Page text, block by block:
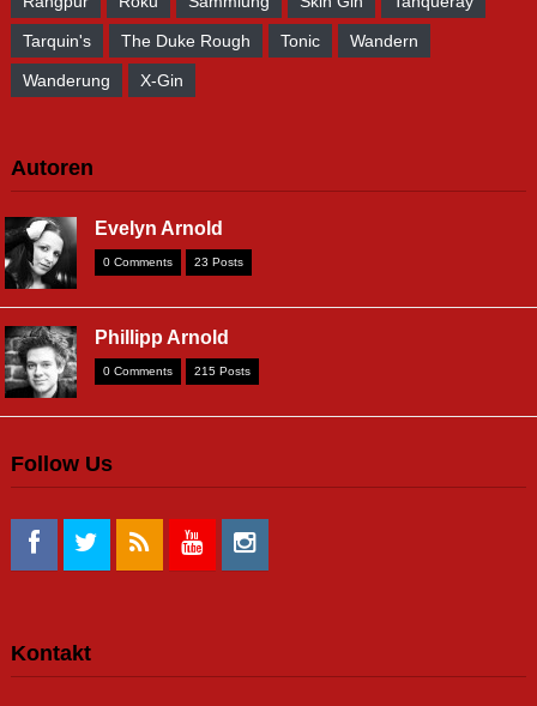
Tarquin's The Duke Rough Tonic Wandern
Wanderung X-Gin
Autoren
Evelyn Arnold
0 Comments 23 Posts
Phillipp Arnold
0 Comments 215 Posts
Follow Us
Kontakt